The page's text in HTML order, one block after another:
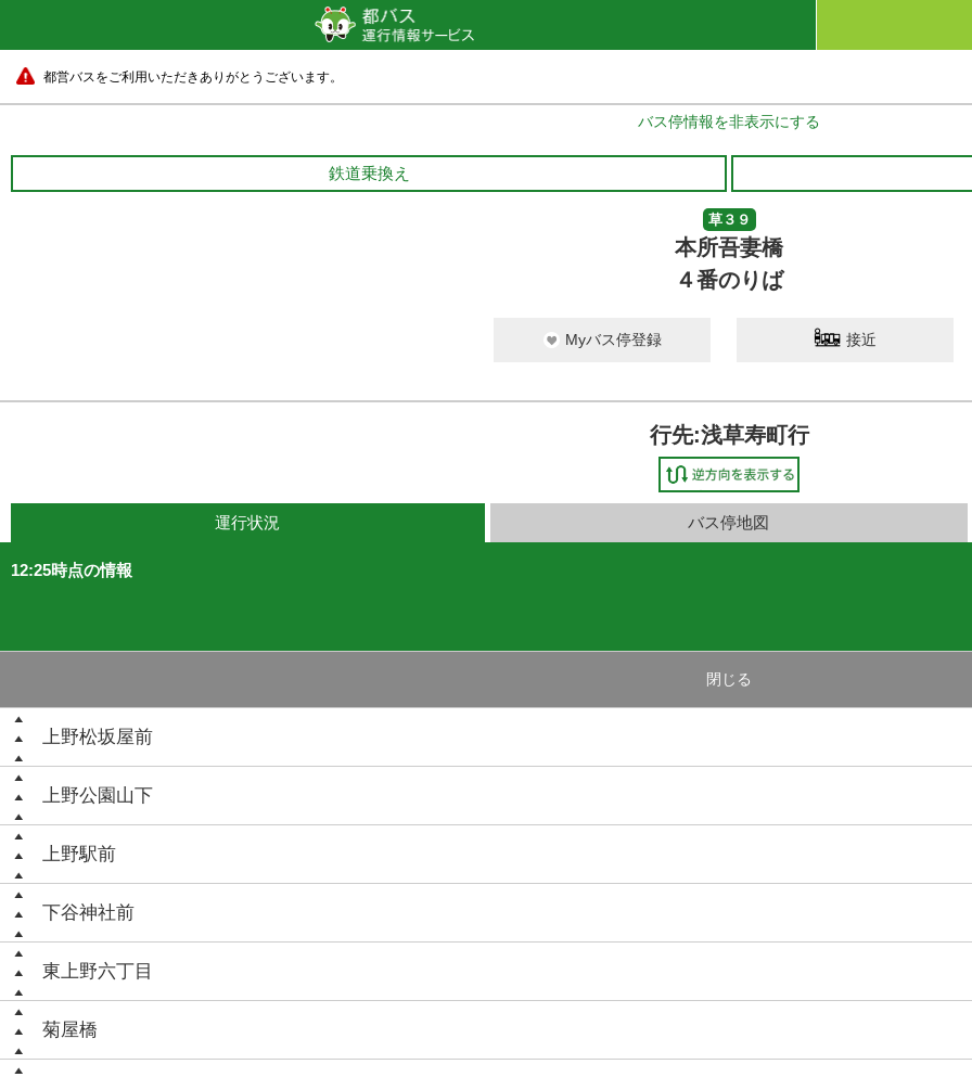
都営バスをご利用いただきありがとうございます。
バス停情報を非表示にする
鉄道乗換え
草３９
本所吾妻橋
４番のりば
Myバス停登録 接近
行先:浅草寿町行
運行状況 バス停地図
12:25時点の情報
閉じる
上野松坂屋前
上野公園山下
上野駅前
下谷神社前
東上野六丁目
菊屋橋